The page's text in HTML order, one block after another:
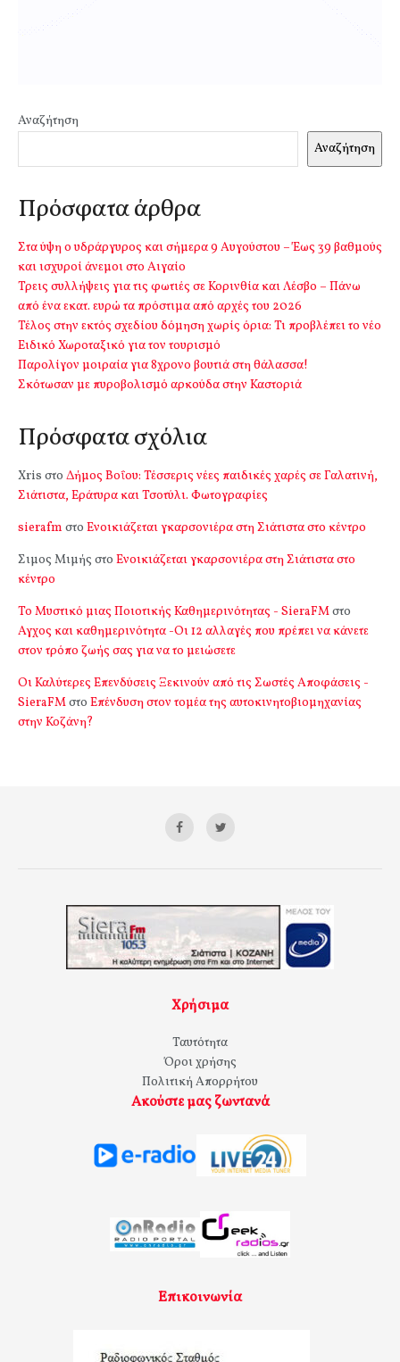
Αναζήτηση
Αναζήτηση
Πρόσφατα άρθρα
Στα ύψη ο υδράργυρος και σήμερα 9 Αυγούστου – Έως 39 βαθμούς
και ισχυροί άνεμοι στο Αιγαίο
Τρεις συλλήψεις για τις φωτιές σε Κορινθία και Λέσβο – Πάνω
από ένα εκατ. ευρώ τα πρόστιμα από αρχές του 2026
Τέλος στην εκτός σχεδίου δόμηση χωρίς όρια: Τι προβλέπει το νέο
Ειδικό Χωροταξικό για τον τουρισμό
Παρολίγον μοιραία για 8χρονο βουτιά στη θάλασσα!
Σκότωσαν με πυροβολισμό αρκούδα στην Καστοριά
Πρόσφατα σχόλια
Xris στο Δήμος Βοΐου: Τέσσερις νέες παιδικές χαρές σε Γαλατινή,
Σιάτιστα, Εράτυρα και Τσοτύλι. Φωτογραφίες
sierafm στο Ενοικιάζεται γκαρσονιέρα στη Σιάτιστα στο κέντρο
Σιμος Μιμής στο Ενοικιάζεται γκαρσονιέρα στη Σιάτιστα στο
κέντρο
Το Μυστικό μιας Ποιοτικής Καθημερινότητας - SieraFMστο
Αγχος και καθημερινότητα -Οι 12 αλλαγές που πρέπει να κάνετε
στον τρόπο ζωής σας για να το μειώσετε
Οι Καλύτερες Επενδύσεις Ξεκινούν από τις Σωστές Αποφάσεις -
SieraFMστο Επένδυση στον τομέα της αυτοκινητοβιομηχανίας
στην Κοζάνη?
Χρήσιμα
Ταυτότητα
Όροι χρήσης
Πολιτική Απορρήτου
Ακούστε μας ζωντανά
Επικοινωνία